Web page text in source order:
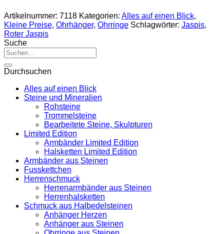
Artikelnummer: 7118 Kategorien: Alles auf einen Blick,
Kleine Preise, Ohrhänger, Ohrringe Schlagwörter: Jaspis,
Roter Jaspis
Suche
Suche
nach:
Durchsuchen
Alles auf einen Blick
Steine und Mineralien
Rohsteine
Trommelsteine
Bearbeitete Steine, Skulpturen
Limited Edition
Armbänder Limited Edition
Halsketten Limited Edition
Armbänder aus Steinen
Fusskettchen
Herrenschmuck
Herrenarmbänder aus Steinen
Herrenhalsketten
Schmuck aus Halbedelsteinen
Anhänger Herzen
Anhänger aus Steinen